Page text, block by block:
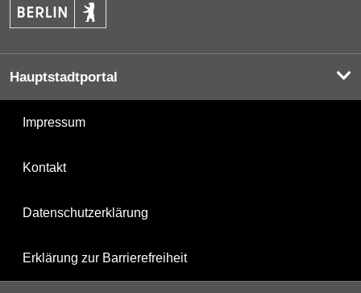
Hauptstadtportal
Impressum
Kontakt
Datenschutzerklärung
Erklärung zur Barrierefreiheit